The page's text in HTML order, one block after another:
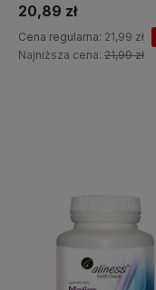
20,89 zł
Cena regularna: 21,99 zł
Najniższa cena: 21,99 zł